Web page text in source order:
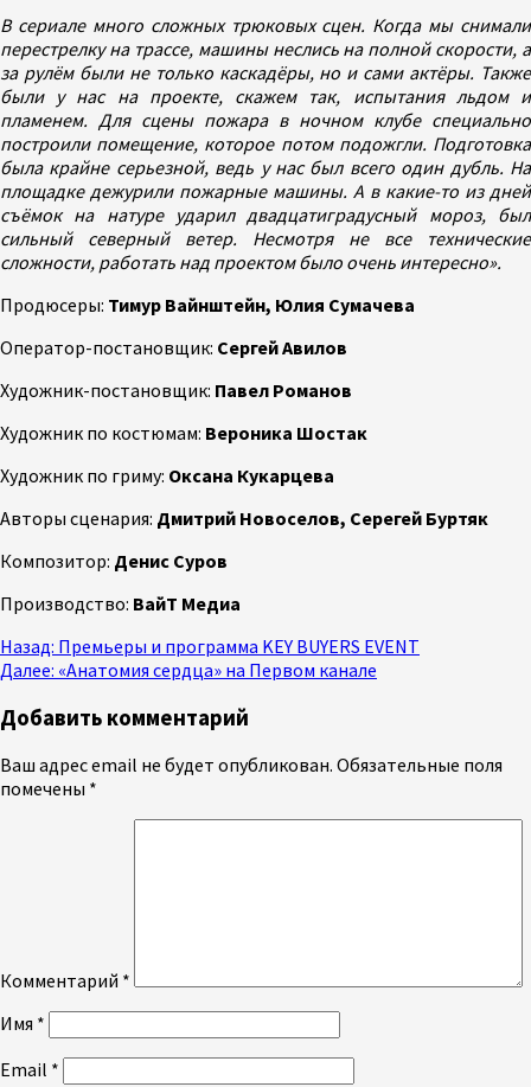
В сериале много сложных трюковых сцен. Когда мы снимали
перестрелку на трассе, машины неслись на полной скорости, а
за рулём были не только каскадёры, но и сами актёры. Также
были у нас на проекте, скажем так, испытания льдом и
пламенем. Для сцены пожара в ночном клубе специально
построили помещение, которое потом подожгли. Подготовка
была крайне серьезной, ведь у нас был всего один дубль. На
площадке дежурили пожарные машины. А в какие-то из дней
съёмок на натуре ударил двадцатиградусный мороз, был
сильный северный ветер. Несмотря не все технические
сложности, работать над проектом было очень интересно».
Продюсеры: Тимур Вайнштейн, Юлия Сумачева
Оператор-постановщик: Сергей Авилов
Художник-постановщик: Павел Романов
Художник по костюмам: Вероника Шостак
Художник по гриму: Оксана Кукарцева
Авторы сценария: Дмитрий Новоселов, Серегей Буртяк
Композитор: Денис Суров
Производство: ВайТ Медиа
Продолжить
чтение
Назад: Премьеры и программа KEY BUYERS EVENT
Далее: «Анатомия сердца» на Первом канале
Добавить комментарий
Ваш адрес email не будет опубликован. Обязательные поля
помечены *
Комментарий *
Имя *
Email *